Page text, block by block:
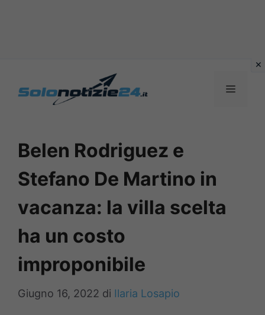
MENU
Belen Rodriguez e
Stefano De Martino in
vacanza: la villa scelta
ha un costo
improponibile
Giugno 16, 2022 di Ilaria Losapio